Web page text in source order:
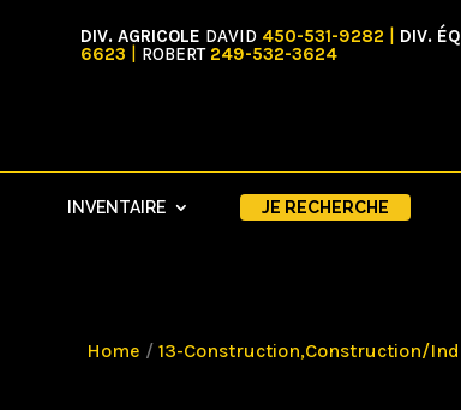
DIV. AGRICOLE DAVID 450-531-9282 DIV.
6623
ROBERT 249-532-3624
INVENTAIRE JE RECHERCHE
Home / 13-Construction,Construction/